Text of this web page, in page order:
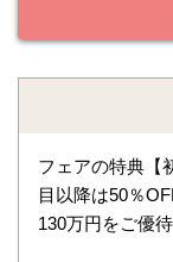
フェアの特典【
目以降は50％
130万円をご優待